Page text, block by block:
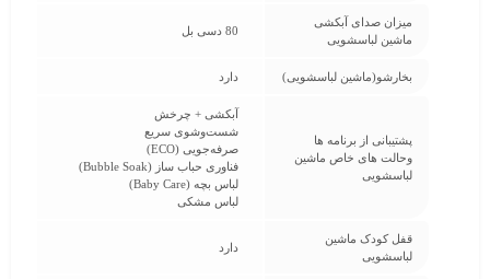
میزان صدای آبکشی
ماشین لباسشویی
80 دسی بل
بخارشو(ماشین لباسشویی) دارد
پشتیبانی از برنامه ها
وحالت های خاص ماشین
لباسشویی
آبکشی + چرخش
شست‌وشوی سریع
صرفه‌جویی (ECO)
فناوری حباب ساز (Bubble Soak)
لباس بچه (Baby Care)
لباس مشکی
قفل کودک ماشین
لباسشویی
دارد